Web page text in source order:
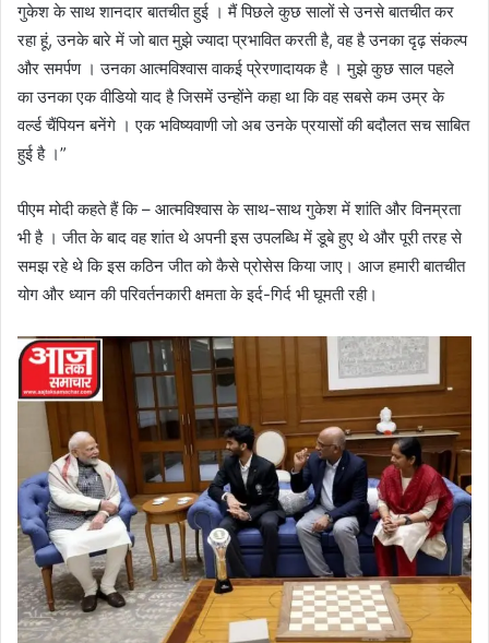
गुकेश के साथ शानदार बातचीत हुई । मैं पिछले कुछ सालों से उनसे बातचीत कर
रहा हूं, उनके बारे में जो बात मुझे ज्यादा प्रभावित करती है, वह है उनका दृढ़ संकल्प
और समर्पण । उनका आत्मविश्वास वाकई प्रेरणादायक है । मुझे कुछ साल पहले
का उनका एक वीडियो याद है जिसमें उन्होंने कहा था कि वह सबसे कम उम्र के
वर्ल्ड चैंपियन बनेंगे । एक भविष्यवाणी जो अब उनके प्रयासों की बदौलत सच साबित
हुई है ।”
पीएम मोदी कहते हैं कि – आत्मविश्वास के साथ-साथ गुकेश में शांति और विनम्रता
भी है । जीत के बाद वह शांत थे अपनी इस उपलब्धि में डूबे हुए थे और पूरी तरह से
समझ रहे थे कि इस कठिन जीत को कैसे प्रोसेस किया जाए। आज हमारी बातचीत
योग और ध्यान की परिवर्तनकारी क्षमता के इर्द-गिर्द भी घूमती रही।